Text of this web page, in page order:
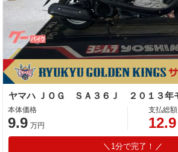
本体価格
9.9 万円
支払総額
12.9
1分で完了！